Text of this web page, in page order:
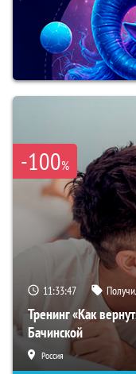
-100%
11:33:46
Тренинг «Как
Бачинской
Россия